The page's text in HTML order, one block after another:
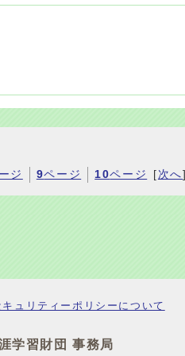
ジ 9ページ 10ページ [ 次へ]
キュリティーポリシーについて
学習財団 事務局